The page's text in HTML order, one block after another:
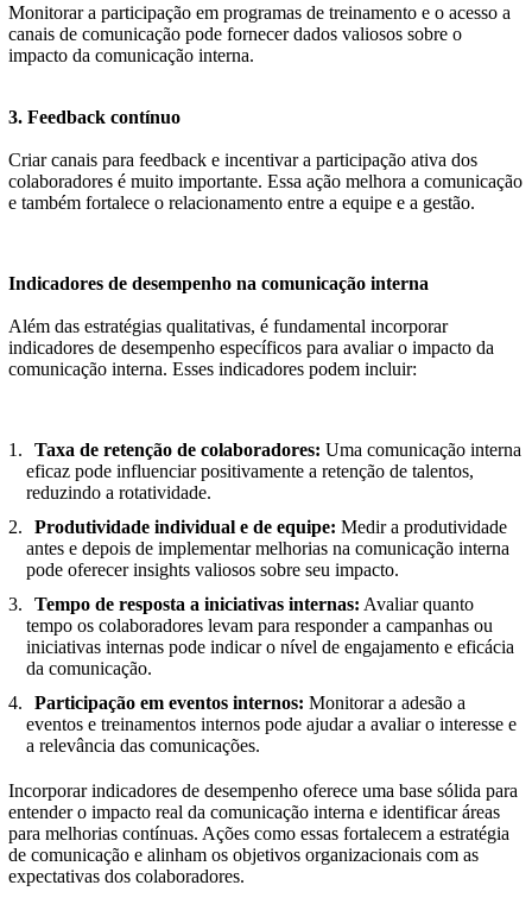
Monitorar a participação em programas de treinamento e o acesso a
canais de comunicação pode fornecer dados valiosos sobre o
impacto da comunicação interna.
3. Feedback contínuo
Criar canais para feedback e incentivar a participação ativa dos
colaboradores é muito importante. Essa ação melhora a comunicação
e também fortalece o relacionamento entre a equipe e a gestão.
Indicadores de desempenho na comunicação interna
Além das estratégias qualitativas, é fundamental incorporar
indicadores de desempenho específicos para avaliar o impacto da
comunicação interna. Esses indicadores podem incluir:
Taxa de retenção de colaboradores: Uma comunicação interna
eficaz pode influenciar positivamente a retenção de talentos,
reduzindo a rotatividade.
Produtividade individual e de equipe: Medir a produtividade
antes e depois de implementar melhorias na comunicação interna
pode oferecer insights valiosos sobre seu impacto.
Tempo de resposta a iniciativas internas: Avaliar quanto
tempo os colaboradores levam para responder a campanhas ou
iniciativas internas pode indicar o nível de engajamento e eficácia
da comunicação.
Participação em eventos internos: Monitorar a adesão a
eventos e treinamentos internos pode ajudar a avaliar o interesse e
a relevância das comunicações.
Incorporar indicadores de desempenho oferece uma base sólida para
entender o impacto real da comunicação interna e identificar áreas
para melhorias contínuas. Ações como essas fortalecem a estratégia
de comunicação e alinham os objetivos organizacionais com as
expectativas dos colaboradores.